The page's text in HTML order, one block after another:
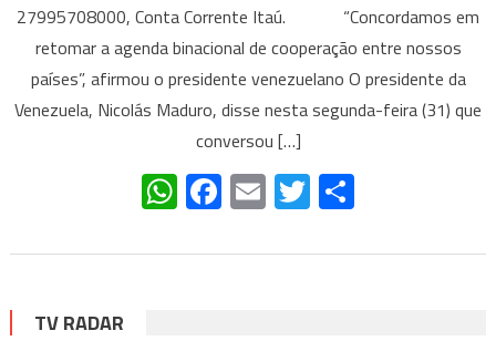
27995708000, Conta Corrente Itaú. “Concordamos em
retomar a agenda binacional de cooperação entre nossos
países”, afirmou o presidente venezuelano O presidente da
Venezuela, Nicolás Maduro, disse nesta segunda-feira (31) que
conversou […]
WhatsApp
Facebook
EmailTwitter
TV RADAR